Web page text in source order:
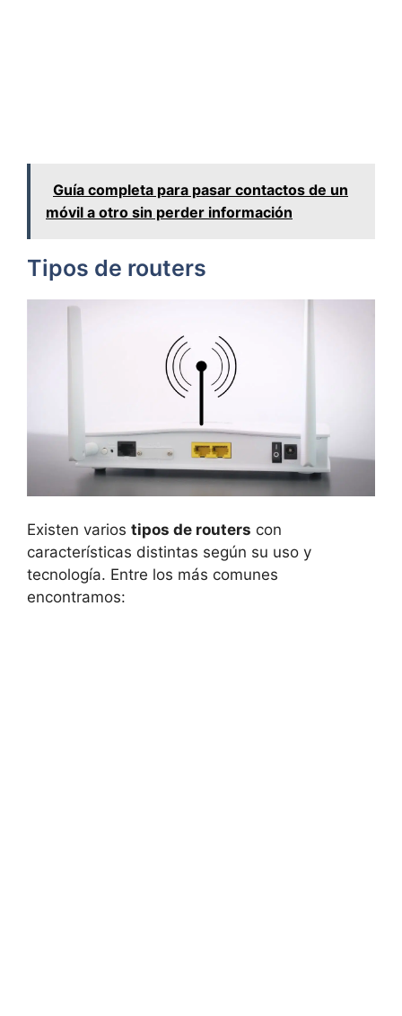
Guía completa para pasar contactos de un
móvil a otro sin perder información
Tipos de routers
Existen varios tipos de routers con
características distintas según su uso y
tecnología. Entre los más comunes
encontramos: